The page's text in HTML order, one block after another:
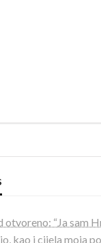
“Ja sam
kao i cijela moja